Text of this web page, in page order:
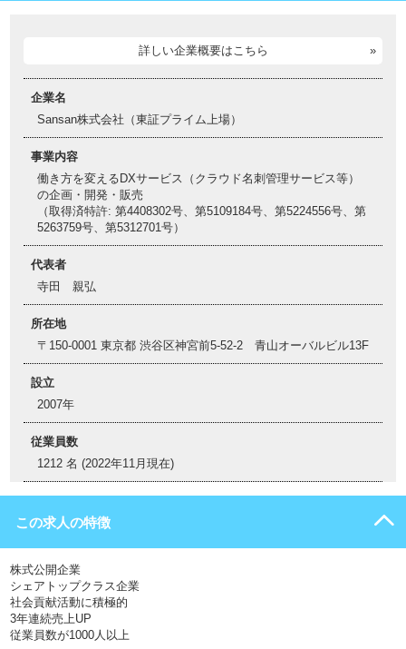
詳しい企業概要はこちら
企業名
Sansan株式会社（東証プライム上場）
事業内容
働き方を変えるDXサービス（クラウド名刺管理サービス等）
の企画・開発・販売
（取得済特許: 第4408302号、第5109184号、第5224556号、第
5263759号、第5312701号）
代表者
寺田 親弘
所在地
〒150-0001 東京都 渋谷区神宮前5-52-2 青山オーバルビル13F
設立
2007年
従業員数
1212 名 (2022年11月現在)
この求人の特徴
株式公開企業
シェアトップクラス企業
社会貢献活動に積極的
3年連続売上UP
従業員数が1000人以上